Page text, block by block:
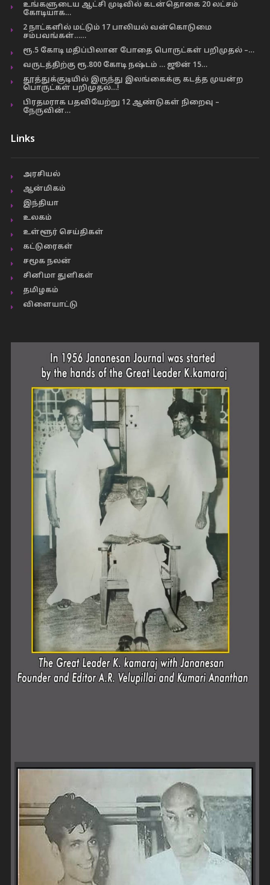
உங்களுடைய ஆட்சி முடிவில் கடன்தொகை 20 லட்சம்
கோடியாக…
2 நாட்களில் மட்டும் 17 பாலியல் வன்கொடுமை
சம்பவங்கள்……
ரூ.5 கோடி மதிப்பிலான போதை பொருட்கள் பறிமுதல் –…
வருடத்திற்கு ரூ.800 கோடி நஷ்டம் … ஜூன் 15…
தூத்துக்குடியில் இருந்து இலங்கைக்கு கடத்த முயன்ற
பொருட்கள் பறிமுதல்…!
பிரதமராக பதவியேற்று 12 ஆண்டுகள் நிறைவு –
நேருவின்…
Links
அரசியல்
ஆன்மிகம்
இந்தியா
உலகம்
உள்ளூர் செய்திகள்
கட்டுரைகள்
சமூக நலன்
சினிமா துளிகள்
தமிழகம்
விளையாட்டு